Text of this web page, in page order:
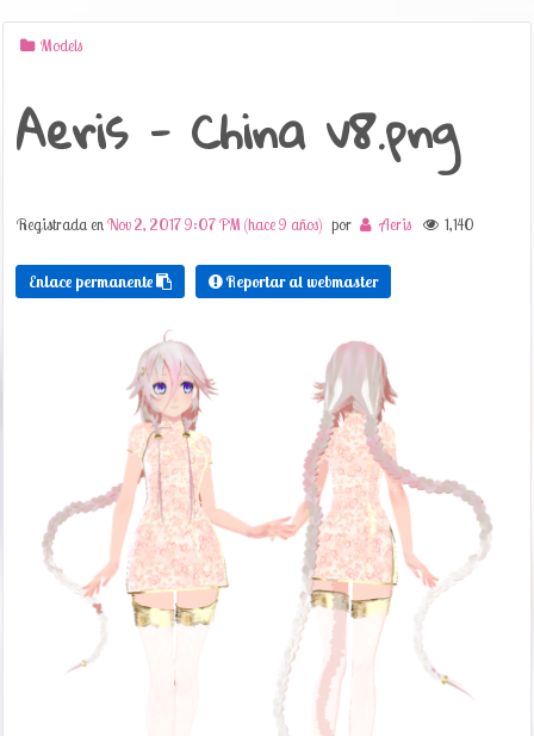
Models
Aeris - China v8.png
Registrada enNov 2, 2017 9:07 PM (hace 9 años) por Aeris 1,140
Enlace permanente Reportar al webmaster